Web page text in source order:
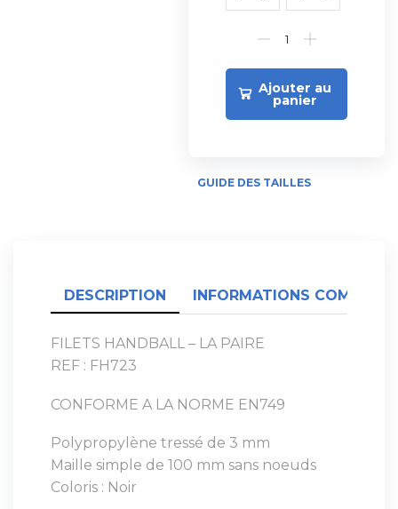
Ajouter au
panier
GUIDE DES TAILLES
DESCRIPTION INFORMATIONS
FILETS HANDBALL – LA PAIRE
REF : FH723
CONFORME A LA NORME EN749
Polypropylène tressé de 3 mm
Maille simple de 100 mm sans noeuds
Coloris : Noir